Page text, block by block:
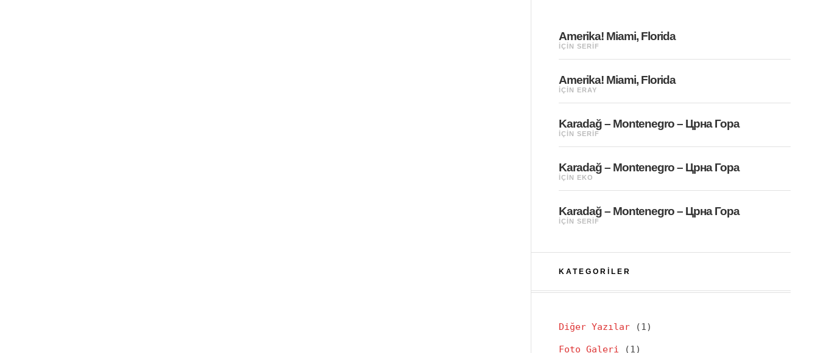
Amerika! Miami, Florida
IÇIN SERIF
Amerika! Miami, Florida
IÇIN ERAY
Karadağ – Montenegro – Црна Гора
IÇIN SERIF
Karadağ – Montenegro – Црна Гора
IÇIN EKO
Karadağ – Montenegro – Црна Гора
IÇIN SERIF
KATEGORILER
Diğer Yazılar(1)
Foto Galeri (1)